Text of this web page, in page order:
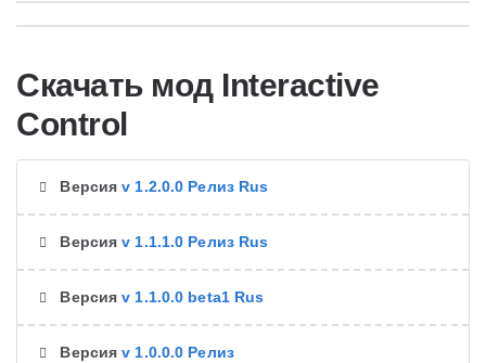
Скачать мод Interactive
Control
Версияv 1.2.0.0 Релиз Rus
Версияv 1.1.1.0 Релиз Rus
Версияv 1.1.0.0 beta1 Rus
Версияv 1.0.0.0 Релиз